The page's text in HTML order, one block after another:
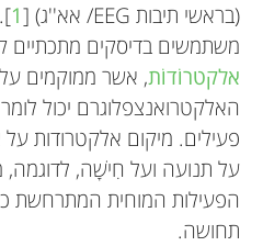
(בראשי תיבות EEG/ אא''ג) [
1
משתמשים בדיסקים מתכתיים
אלקטרוֹדוֹת, אשר ממוקמים
האלקטרואנצפלוגרם יכול לומר
פעילים. מיקום אלקטרודות
על תנועה ועל חִישָׁה,
הפעילות המוחית המתרחשת
תחושה.